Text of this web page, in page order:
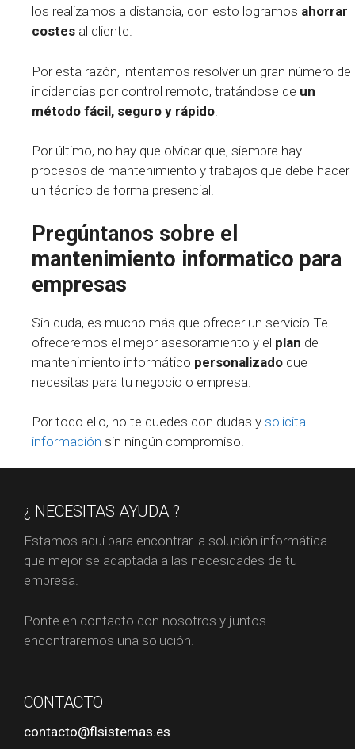
los realizamos a distancia, con esto logramos ahorrar
costes al cliente.
Por esta razón, intentamos resolver un gran número de
incidencias por control remoto, tratándose de un
método fácil, seguro y rápido
Por último, no hay que olvidar que, siempre hay
procesos de mantenimiento y trabajos que debe hacer
un técnico de forma presencial.
Pregúntanos sobre el
mantenimiento informatico para
empresas
Sin duda, es mucho más que ofrecer un servicio.Te
ofreceremos el mejor asesoramiento y el plan de
mantenimiento informático personalizado que
necesitas para tu negocio o empresa.
Por todo ello, no te quedes con dudas y solicita
información sin ningún compromiso.
¿ NECESITAS AYUDA ?
Estamos aquí para encontrar la solución informática
que mejor se adaptada a las necesidades de tu
empresa.
Ponte en contacto con nosotros y juntos
encontraremos una solución.
CONTACTO
contacto@flsistemas.es